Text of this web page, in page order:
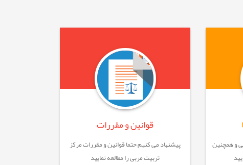
و همچنین
قوانین و مقررات
پیشنهاد می کنیم حتما قوانین و مقررات مرکز
تربیت مربی را مطالعه نمایید